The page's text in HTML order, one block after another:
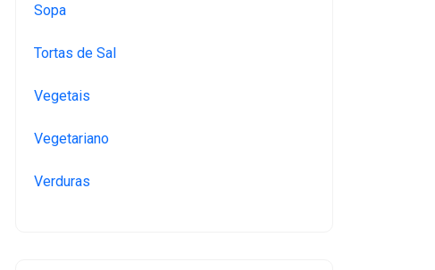
Sopa
Tortas de Sal
Vegetais
Vegetariano
Verduras